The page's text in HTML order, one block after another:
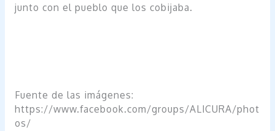
junto con el pueblo que los cobijaba.
Fuente de las imágenes:
https://www.facebook.com/groups/ALICURA/phot
os/